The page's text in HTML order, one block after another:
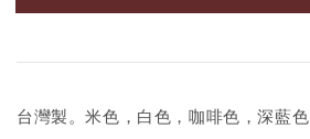
台灣製。米色，白色，咖啡色，深藍色